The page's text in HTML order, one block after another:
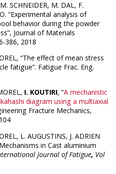
SCHNEIDER, M. DAL, F.
“Experimental analysis of
behavior during the powder
Journal of Materials
386, 2018
“The effect of mean stress
fatigue”. Fatigue Frac. Eng.
I. KOUTIRI, “A mechanistic
diagram using a multiaxial
Fracture Mechanics,
L. AUGUSTINS, J. ADRIEN
in Cast aluminium
Journal of Fatigue, Vol